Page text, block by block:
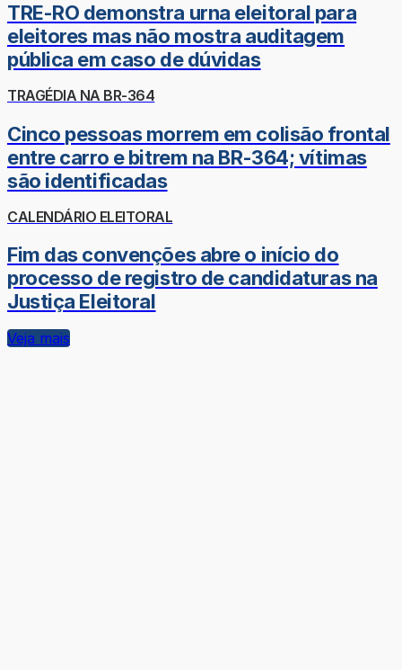
TRE-RO demonstra urna eleitoral para
eleitores mas não mostra auditagem
pública em caso de dúvidas
TRAGÉDIA NA BR-364
Cinco pessoas morrem em colisão frontal
entre carro e bitrem na BR-364; vítimas
são identificadas
CALENDÁRIO ELEITORAL
Fim das convenções abre o início do
processo de registro de candidaturas na
Justiça Eleitoral
Veja mais